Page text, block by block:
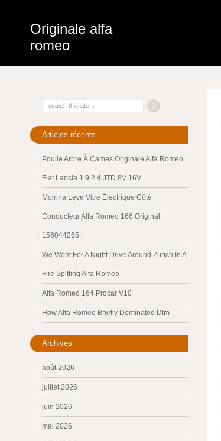
Originale alfa
romeo
Articles récents
Poulie Arbre À Cames Originale Alfa Romeo
Fiat Lancia 1.9 2.4 JTD 8V 16V
Moirina Leve Vitre Électrique Côté
Conducteur Alfa Romeo 166 Original
156044265
We Went For A Night Drive Around Zurich In A
Fire Spitting Alfa Romeo
Alfa Romeo 164 Procar V10
How Alfa Romeo Briefly Dominated Dtm
Archives
août 2026
juillet 2026
juin 2026
mai 2026